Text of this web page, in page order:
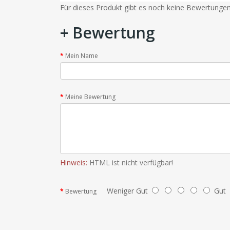
Für dieses Produkt gibt es noch keine
+ Bewertung
Mein Name
Meine Bewertung
Hinweis: HTML ist nicht verfügbar!
Bewertung Weniger Gut Gut